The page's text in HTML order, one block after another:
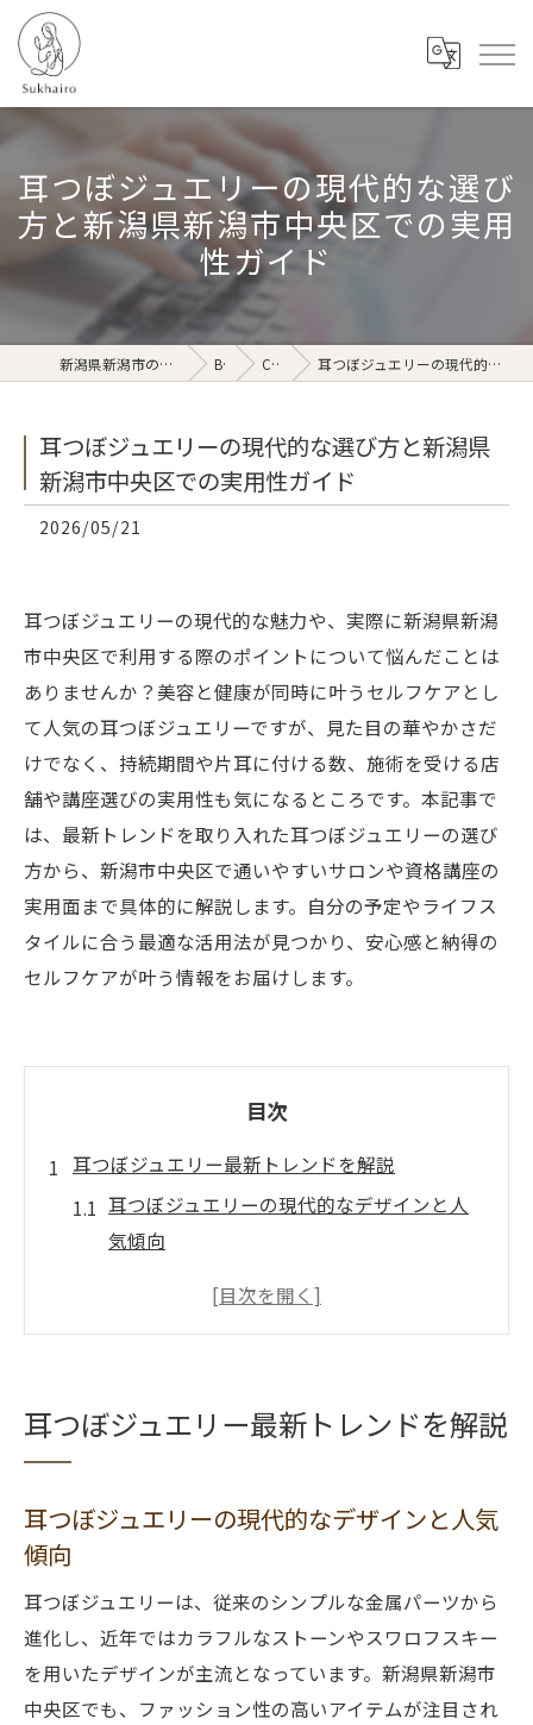
耳つぼジュエリーの現代的な選び
方と新潟県新潟市中央区での実用
性ガイド
新潟県新潟市のリラクゼーションならSukhairo Blog Column 耳つぼジュエリーの現代的な選び方と新潟県新潟市中央区での実用性ガイド
耳つぼジュエリーの現代的な選び方と新潟県
新潟市中央区での実用性ガイド
2026/05/21
耳つぼジュエリーの現代的な魅力や、実際に新潟県新潟
市中央区で利用する際のポイントについて悩んだことは
ありませんか？美容と健康が同時に叶うセルフケアとし
て人気の耳つぼジュエリーですが、見た目の華やかさだ
けでなく、持続期間や片耳に付ける数、施術を受ける店
舗や講座選びの実用性も気になるところです。本記事で
は、最新トレンドを取り入れた耳つぼジュエリーの選び
方から、新潟市中央区で通いやすいサロンや資格講座の
実用面まで具体的に解説します。自分の予定やライフス
タイルに合う最適な活用法が見つかり、安心感と納得の
セルフケアが叶う情報をお届けします。
目次
耳つぼジュエリー最新トレンドを解説
耳つぼジュエリーの現代的なデザインと人
気傾向
耳つぼジュエリーで叶う最旬セルフケア体
耳つぼジュエリーの持続期間と使い方の変
耳つぼジュエリーの新しい安全性と実用性
耳つぼジュエリーで新潟市中央区のケアが
充実
耳つぼジュエリー体験を新潟市中央区で始
める魅力
耳つぼジュエリー最新トレンドを解説
耳つぼジュエリーの現代的なデザインと人気
傾向
耳つぼジュエリーは、従来のシンプルな金属パーツから
進化し、近年ではカラフルなストーンやスワロフスキー
を用いたデザインが主流となっています。新潟県新潟市
中央区でも、ファッション性の高いアイテムが注目され